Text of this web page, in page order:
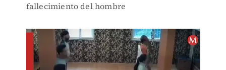
fallecimiento del hombre